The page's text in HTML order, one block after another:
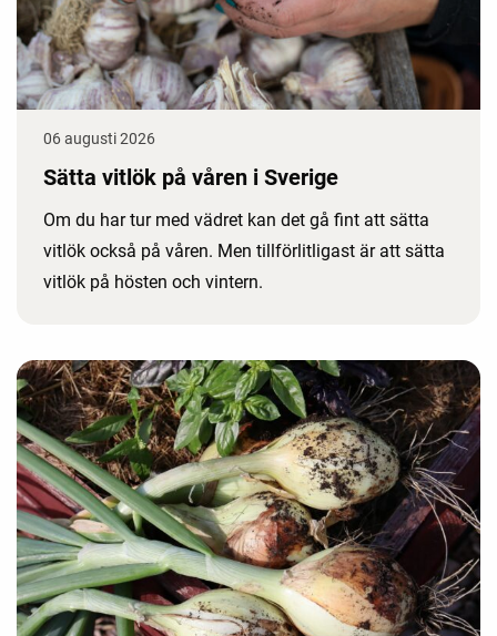
06 augusti 2026
Sätta vitlök på våren i Sverige
Om du har tur med vädret kan det gå fint att sätta
vitlök också på våren. Men tillförlitligast är att sätta
vitlök på hösten och vintern.